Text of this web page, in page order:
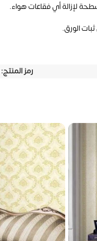
لإزالة أي فقاعات هواء.
الورق.
رمز المنتج: